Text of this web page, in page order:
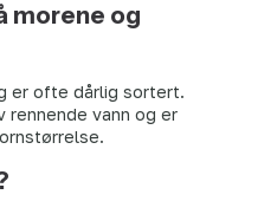
morene og
er ofte dårlig sortert.
rennende vann og er